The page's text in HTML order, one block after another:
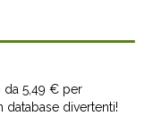
da 5,49 € per
database divertenti!